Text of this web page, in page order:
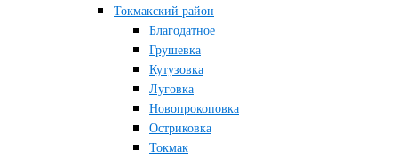
Токмакский район
Благодатное
Грушевка
Кутузовка
Луговка
Новопрокоповка
Остриковка
Токмак